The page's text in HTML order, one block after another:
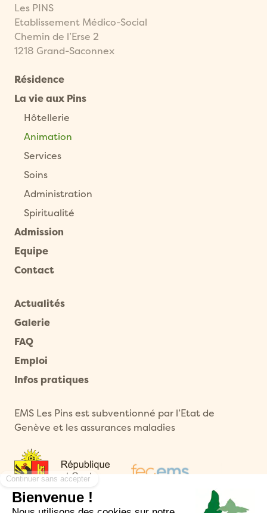
Les PINS
Etablissement Médico-Social
Chemin de l’Erse 2
1218 Grand-Saconnex
Résidence
La vie aux Pins
Hôtellerie
Animation
Services
Soins
Administration
Spiritualité
Admission
Equipe
Contact
Actualités
Galerie
FAQ
Emploi
Infos pratiques
EMS Les Pins est subventionné par l’Etat de
Genève et les assurances maladies